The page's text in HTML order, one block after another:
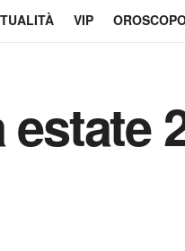
VIP